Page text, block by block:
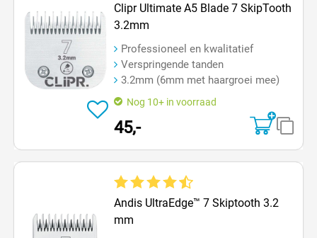
Clipr Ultimate A5 Blade 7 SkipTooth
3.2mm
Professioneel en kwalitatief
Verspringende tanden
3.2mm (6mm met haargroei mee)
Nog 10+ in voorraad
45,-
Andis UltraEdge™ 7 Skiptooth 3.2
mm